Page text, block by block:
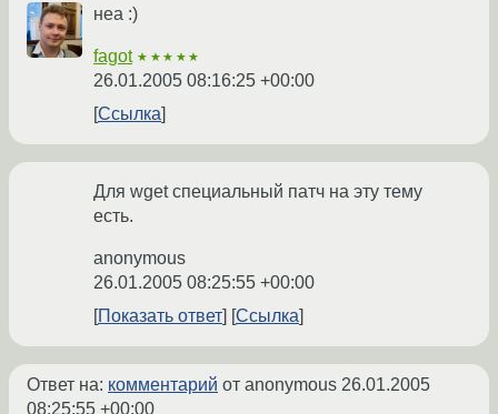
неа :)
fagot ★★★★★
26.01.2005 08:16:25 +00:00
Ссылка
Для wget специальный патч на эту тему
есть.
anonymous
26.01.2005 08:25:55 +00:00
Показать ответ
Ссылка
Ответ на: комментарий от anonymous 26.01.2005
08:25:55 +00:00